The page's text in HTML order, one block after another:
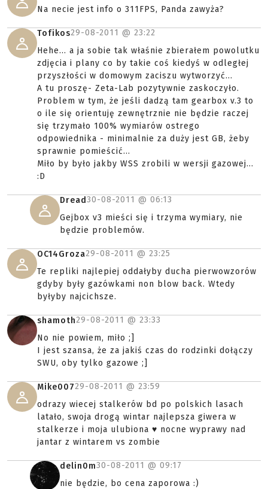
Na necie jest info o 311FPS, Panda zawyża?
Tofikos29-08-2011 @ 23:22
Hehe... a ja sobie tak właśnie zbierałem powolutku
zdjęcia i plany co by takie coś kiedyś w odległej
przyszłości w domowym zaciszu wytworzyć...
A tu proszę- Zeta-Lab pozytywnie zaskoczyło.
Problem w tym, że jeśli dadzą tam gearbox v.3 to
o ile się orientuję zewnętrznie nie będzie raczej
się trzymało 100% wymiarów ostrego
odpowiednika - minimalnie za duży jest GB, żeby
sprawnie pomieścić...
Miło by było jakby WSS zrobili w wersji gazowej...
:D
Dread30-08-2011 @ 06:13
Gejbox v3 mieści się i trzyma wymiary, nie
będzie problemów.
OC14Groza29-08-2011 @ 23:25
Te repliki najlepiej oddałyby ducha pierwowzorów
gdyby były gazówkami non blow back. Wtedy
byłyby najcichsze.
shamoth29-08-2011 @ 23:33
No nie powiem, miło ;]
I jest szansa, że za jakiś czas do rodzinki dołączy
SWU, oby tylko gazowe ;]
Mike00729-08-2011 @ 23:59
odrazy wiecej stalkerów bd po polskich lasach
latało, swoja drogą wintar najlepsza giwera w
stalkerze i moja ulubiona ♥ nocne wyprawy nad
jantar z wintarem vs zombie
delin0m30-08-2011 @ 09:17
nie będzie, bo cena zaporowa :)